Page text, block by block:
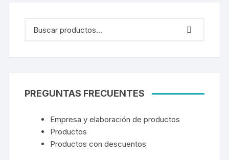
PREGUNTAS FRECUENTES
Empresa y elaboración de productos
Productos
Productos con descuentos